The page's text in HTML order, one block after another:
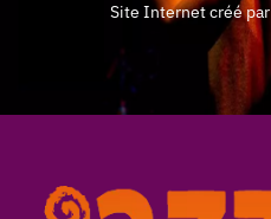
Site Internet créé par